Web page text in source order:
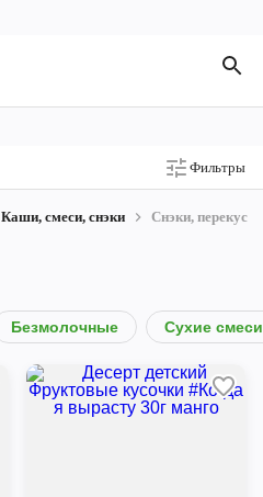
Фильтры
Каши, смеси, снэки Снэки, перекус
Безмолочные Сухие смеси